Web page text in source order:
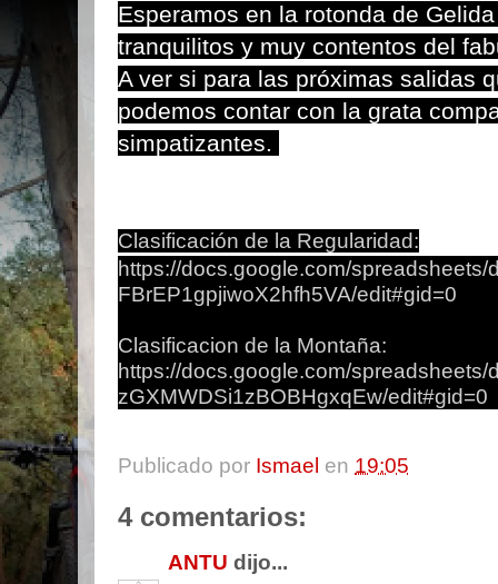
Esperamos en la rotonda de
tranquilitos y muy contentos del
A ver si para las próximas salidas
podemos contar con la grata
simpatizantes.
Clasificación de la Regularidad:
https://docs.google.com/
FBrEP1gpjiwoX2hfh5VA/edit#gid=0
Clasificacion de la Montaña:
https://docs.google.com/
zGXMWDSi1zBOBHgxqEw/edit#gid=0
Publicado por Ismael en 19:05
4 comentarios:
ANTU dijo...